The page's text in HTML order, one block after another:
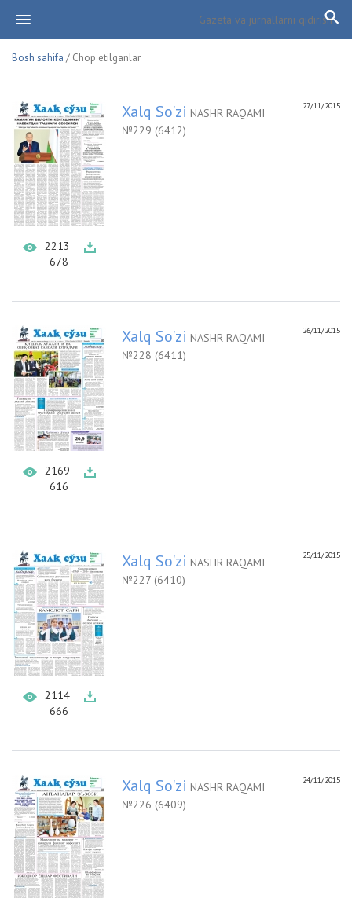
Bosh sahifa / Chop etilganlar
2213
678
27/11/2015
Xalq So'zi NASHR RAQAMI
№229 (6412)
2169
616
26/11/2015
Xalq So'zi NASHR RAQAMI
№228 (6411)
2114
666
25/11/2015
Xalq So'zi NASHR RAQAMI
№227 (6410)
24/11/2015
Xalq So'zi NASHR RAQAMI
№226 (6409)